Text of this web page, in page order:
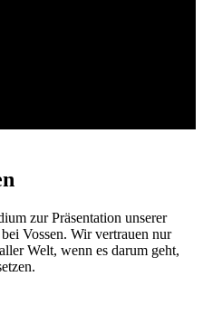
zur Präsentation unserer
Vossen. Wir vertrauen nur
Welt, wenn es darum geht,